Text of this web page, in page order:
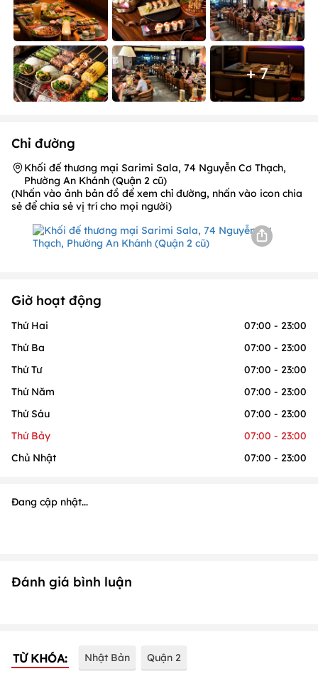
+ 7
Chỉ đường
Khối đế thương mại Sarimi Sala, 74 Nguyễn Cơ Thạch,
Phường An Khánh (Quận 2 cũ)
(Nhấn vào ảnh bản đồ để xem chỉ đường, nhấn vào icon chia
sẻ để chia sẻ vị trí cho mọi người)
Giờ hoạt động
Thứ Hai
07:00 - 23:00
Thứ Ba
07:00 - 23:00
Thứ Tư
07:00 - 23:00
Thứ Năm
07:00 - 23:00
Thứ Sáu
07:00 - 23:00
Thứ Bảy
07:00 - 23:00
Chủ Nhật
07:00 - 23:00
Đang cập nhật...
Đánh giá bình luận
TỪ KHÓA: Nhật Bản Quận 2